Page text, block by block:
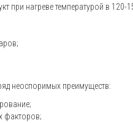
при нагреве температурой в 120-
неоспоримых преимуществ:
факторов;